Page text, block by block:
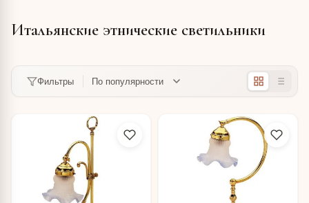
Итальянские этнические светильники
Фильтры